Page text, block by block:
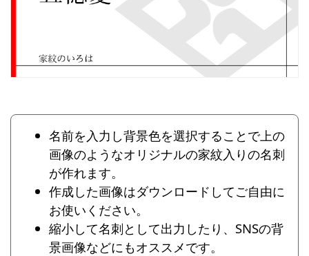
名前を入力し背景色を選択することで上の
画像のようなオリジナルの家紋入りの名刺
が作れます。
作成した画像はダウンロードしてご自由に
お使いください。
縮小して名刺として出力したり、SNSの背
景画像などにもオススメです。